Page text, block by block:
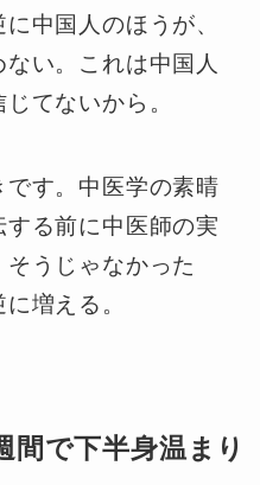
中国人のほうが、
い。これは中国人
てないから。
す。中医学の素晴
る前に中医師の実
うじゃなかった
増える。
間で下半身温まり